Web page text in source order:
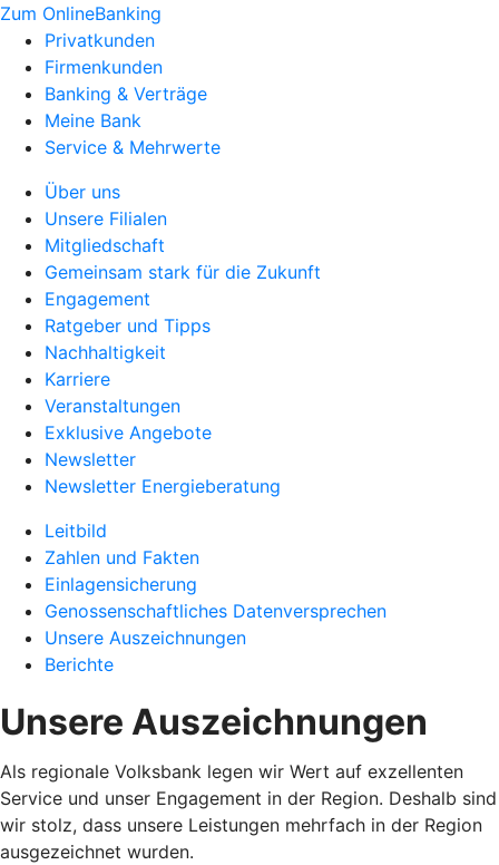
Zum OnlineBanking
Privatkunden
Firmenkunden
Banking & Verträge
Meine Bank
Service & Mehrwerte
Über uns
Unsere Filialen
Mitgliedschaft
Gemeinsam stark für die Zukunft
Engagement
Ratgeber und Tipps
Nachhaltigkeit
Karriere
Veranstaltungen
Exklusive Angebote
Newsletter
Newsletter Energieberatung
Leitbild
Zahlen und Fakten
Einlagensicherung
Genossenschaftliches Datenversprechen
Unsere Auszeichnungen
Berichte
Unsere Auszeichnungen
Als regionale Volksbank legen wir Wert auf exzellenten
Service und unser Engagement in der Region. Deshalb sind
wir stolz, dass unsere Leistungen mehrfach in der Region
ausgezeichnet wurden.